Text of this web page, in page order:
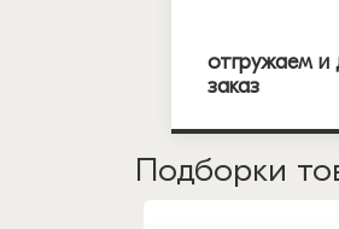
отгружаем и
заказ
Подборки